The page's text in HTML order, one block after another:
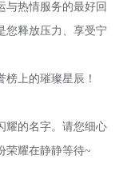
与热情服务的最好回
您释放压力、享受宁
上的璀璨星辰！
的名字。请您细心
荣耀在静静等待~